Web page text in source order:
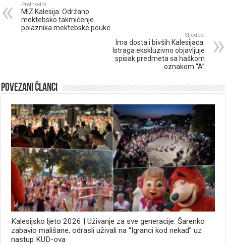
Prethodni
MIZ Kalesija: Održano
mektebsko takmičenje
polaznika mektebske pouke
Sljedeći
Ima dosta i bivših Kalesijaca:
Istraga ekskluzivno objavljuje
spisak predmeta sa haškom
oznakom “A”
Povezani članci
Kalesijsko ljeto 2026 | Uživanje za sve generacije: Šarenko
zabavio mališane, odrasli uživali na “Igranci kod nekad” uz
nastup KUD-ova